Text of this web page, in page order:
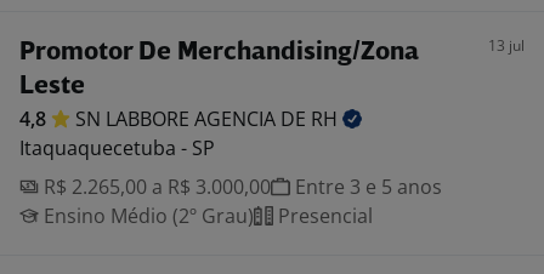
Promotor De Merchandising/Zona
Leste
13 jul
4,8 SN LABBORE AGENCIA DE RH
Itaquaquecetuba - SP
R$ 2.265,00 a R$ 3.000,00
Entre 3 e 5 anos
Ensino Médio (2º Grau)
Presencial